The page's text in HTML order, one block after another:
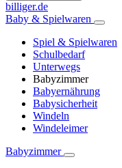
billiger.de
Baby & Spielwaren
Spiel & Spielwaren
Schulbedarf
Unterwegs
Babyzimmer
Babyernährung
Babysicherheit
Windeln
Windeleimer
Babyzimmer